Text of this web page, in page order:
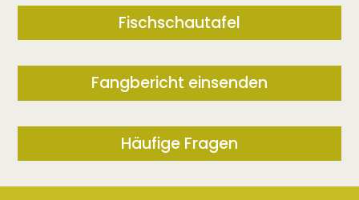
Fischschautafel
Fangbericht einsenden
Häufige Fragen